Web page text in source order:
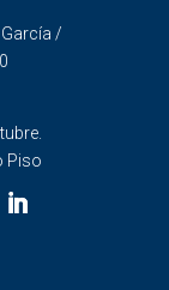
/
Piso